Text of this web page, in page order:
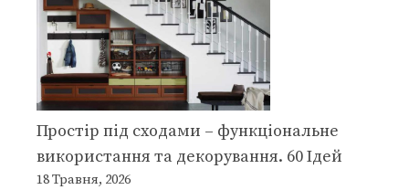
Простір під сходами – функціональне
використання та декорування. 60 Ідей
18 Травня, 2026